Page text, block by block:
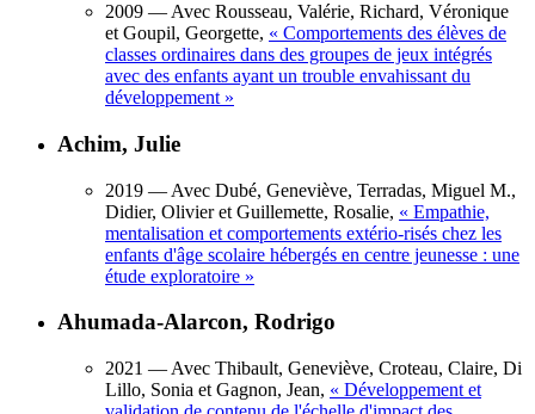
2009 — Avec Rousseau, Valérie, Richard, Véronique
et Goupil, Georgette, « Comportements des élèves de
classes ordinaires dans des groupes de jeux intégrés
avec des enfants ayant un trouble envahissant du
développement »
Achim, Julie
2019 — Avec Dubé, Geneviève, Terradas, Miguel M.,
Didier, Olivier et Guillemette, Rosalie, « Empathie,
mentalisation et comportements extério-risés chez les
enfants d'âge scolaire hébergés en centre jeunesse : une
étude exploratoire »
Ahumada-Alarcon, Rodrigo
2021 — Avec Thibault, Geneviève, Croteau, Claire, Di
Lillo, Sonia et Gagnon, Jean, « Développement et